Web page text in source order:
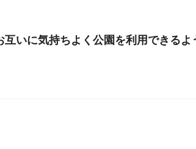
いに気持ちよく公園を利用できる